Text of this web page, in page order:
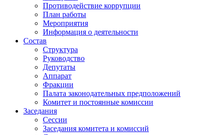
Противодействие коррупции
План работы
Мероприятия
Информация о деятельности
Состав
Структура
Руководство
Депутаты
Аппарат
Фракции
Палата законодательных предположений
Комитет и постоянные комиссии
Заседания
Сессии
Заседания комитета и комиссий